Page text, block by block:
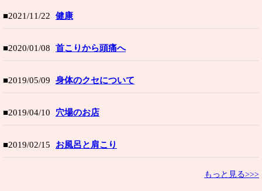
■2021/11/22 健康
■2020/01/08 首こりから頭痛へ
■2019/05/09 身体のクセについて
■2019/04/10 穴場のお店
■2019/02/15 お風呂と肩こり
もっと見る>>>